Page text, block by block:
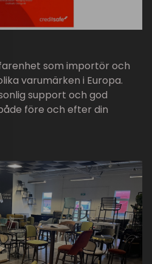
som importör och
varumärken i Europa.
support och god
före och efter din